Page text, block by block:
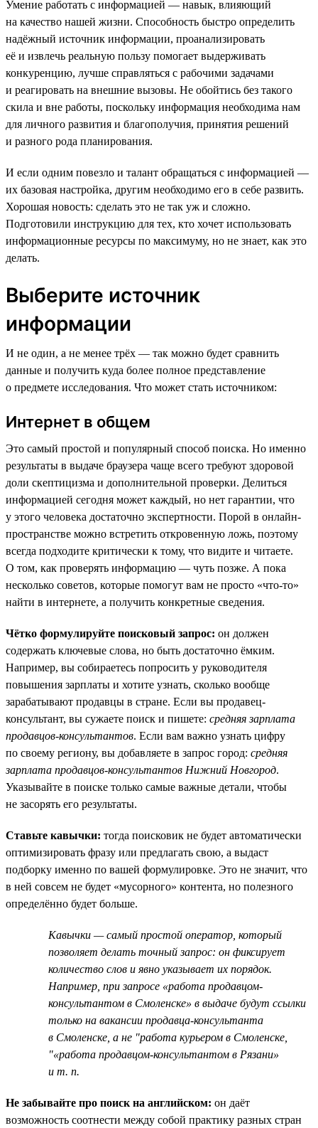
Умение работать с информацией — навык, влияющий
на качество нашей жизни. Способность быстро определить
надёжный источник информации, проанализировать
её и извлечь реальную пользу помогает выдерживать
конкуренцию, лучше справляться с рабочими задачами
и реагировать на внешние вызовы. Не обойтись без такого
скила и вне работы, поскольку информация необходима нам
для личного развития и благополучия, принятия решений
и разного рода планирования.
И если одним повезло и талант обращаться с информацией —
их базовая настройка, другим необходимо его в себе развить.
Хорошая новость: сделать это не так уж и сложно.
Подготовили инструкцию для тех, кто хочет использовать
информационные ресурсы по максимуму, но не знает, как это
делать.
Выберите источник
информации
И не один, а не менее трёх — так можно будет сравнить
данные и получить куда более полное представление
о предмете исследования. Что может стать источником:
Интернет в общем
Это самый простой и популярный способ поиска. Но именно
результаты в выдаче браузера чаще всего требуют здоровой
доли скептицизма и дополнительной проверки. Делиться
информацией сегодня может каждый, но нет гарантии, что
у этого человека достаточно экспертности. Порой в онлайн-
пространстве можно встретить откровенную ложь, поэтому
всегда подходите критически к тому, что видите и читаете.
О том, как проверять информацию — чуть позже. А пока
несколько советов, которые помогут вам не просто «что-то»
найти в интернете, а получить конкретные сведения.
Чётко формулируйте поисковый запрос: он должен
содержать ключевые слова, но быть достаточно ёмким.
Например, вы собираетесь попросить у руководителя
повышения зарплаты и хотите узнать, сколько вообще
зарабатывают продавцы в стране. Если вы продавец-
консультант, вы сужаете поиск и пишете: средняя зарплата
продавцов-консультантов. Если вам важно узнать цифру
по своему региону, вы добавляете в запрос город: средняя
зарплата продавцов-консультантов Нижний Новгород.
Указывайте в поиске только самые важные детали, чтобы
не засорять его результаты.
Ставьте кавычки: тогда поисковик не будет автоматически
оптимизировать фразу или предлагать свою, а выдаст
подборку именно по вашей формулировке. Это не значит, что
в ней совсем не будет «мусорного» контента, но полезного
определённо будет больше.
Кавычки — самый простой оператор, который
позволяет делать точный запрос: он фиксирует
количество слов и явно указывает их порядок.
Например, при запросе «работа продавцом-
консультантом в Смоленске» в выдаче будут ссылки
только на вакансии продавца-консультанта
в Смоленске, а не "работа курьером в Смоленске,
"«работа продавцом-консультантом в Рязани»
и т. п.
Не забывайте про поиск на английском: он даёт
возможность соотнести между собой практику разных стран